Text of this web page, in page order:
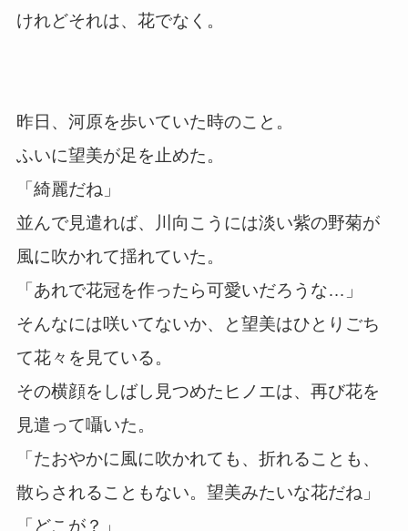
けれどそれは、花でなく。
昨日、河原を歩いていた時のこと。
ふいに望美が足を止めた。
「綺麗だね」
並んで見遣れば、川向こうには淡い紫の野菊が
風に吹かれて揺れていた。
「あれで花冠を作ったら可愛いだろうな…」
そんなには咲いてないか、と望美はひとりごち
て花々を見ている。
その横顔をしばし見つめたヒノエは、再び花を
見遣って囁いた。
「たおやかに風に吹かれても、折れることも、
散らされることもない。望美みたいな花だね」
「どこが？」